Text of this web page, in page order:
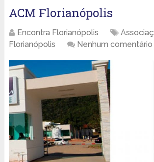
ACM Florianópolis
Encontra Florianópolis
Florianópolis
Nenhum comentário